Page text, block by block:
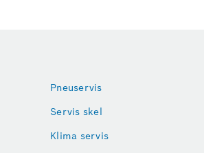
Pneuservis
Servis skel
Klima servis